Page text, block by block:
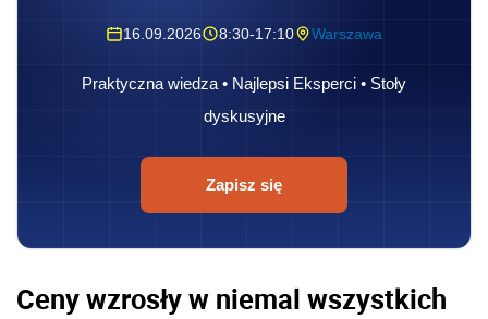
16.09.2026 8:30-17:10 Warszawa
Praktyczna wiedza • Najlepsi Eksperci • Stoły
dyskusyjne
Zapisz się
Ceny wzrosły w niemal wszystkich